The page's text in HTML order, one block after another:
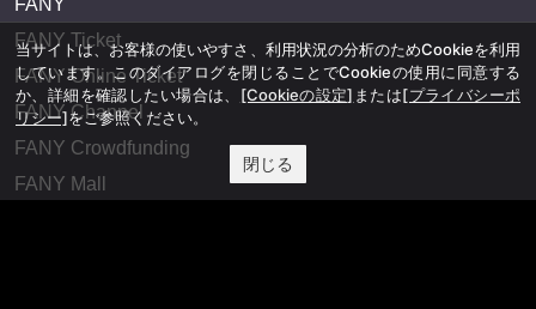
FANY
FANY Ticket
FANY Online Ticket
FANY Channel
FANY Crowdfunding
FANY Mall
当サイトは、お客様の使いやすさ、利用状況の分析のためCookieを利用
しています。このダイアログを閉じることでCookieの使用に同意する
か、詳細を確認したい場合は、 [Cookieの設定] または[プライバシーポ
リシー]をご参照ください。
閉じる